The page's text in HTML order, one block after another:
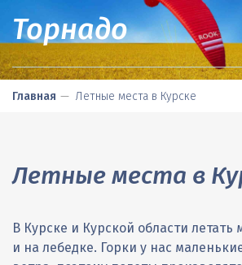
Торнадо
ТАНДЕМНЫЕ ПОЛЕТЫ
Как проехать
Частые Вопросы (FAQ)
Аренда снаряжения
Курские соревнования
Правила
ПРОДАЖА СНАРЯЖЕНИЯ
Подвески
Запаски
Оплата
Рассрочка
ЛЕТНЫЕ МЕСТА В КУРСКЕ
Карты как проехать
ДАЛЬНИЕ ПОЕЗДКИ
Главная Летные места в Курске
Летные места в
В Курске и Курской области летать
и на лебедке. Горки у нас